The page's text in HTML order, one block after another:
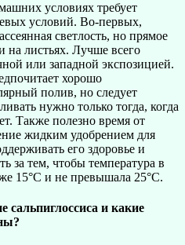
условиях требует
условий. Во-первых,
светлость, но прямое
на листьях. Лучше всего
или западной экспозицией.
хорошо
полив, но следует
нужно только тогда, когда
Также полезно время от
жидким удобрением для
его здоровье и
за тем, чтобы температура в
15°C и не превышала 25°C.
сальпиглоссиса и какие